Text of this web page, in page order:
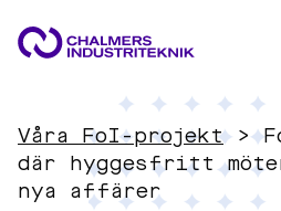
VAD VI GÖR
VÅRA EXPERTOMRÅDEN
Våra FoI-projekt>
där hyggesfritt
nya affärer